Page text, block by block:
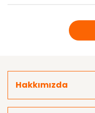
Hakkımızda